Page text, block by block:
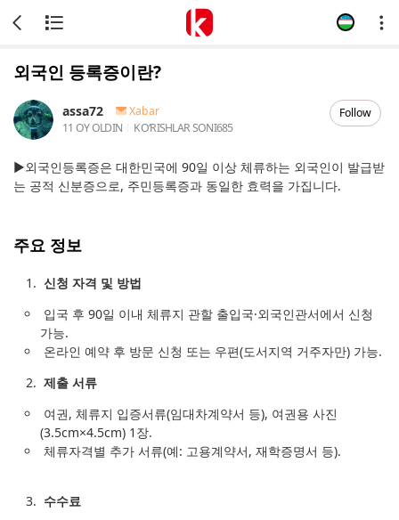
외국인 등록증이란?
assa72
Xabar
11 OY OLDIN
KOʻRISHLAR SONI685
Follow
▶외국인등록증은 대한민국에 90일 이상 체류하는 외국인이 발급받
는 공적 신분증으로, 주민등록증과 동일한 효력을 가집니다.
주요 정보
신청 자격 및 방법
입국 후 90일 이내 체류지 관할 출입국·외국인관서에서 신청
가능.
온라인 예약 후 방문 신청 또는 우편(도서지역 거주자만) 가능.
제출 서류
여권, 체류지 입증서류(임대차계약서 등), 여권용 사진
(3.5cm×4.5cm) 1장.
체류자격별 추가 서류(예: 고용계약서, 재학증명서 등).
수수료